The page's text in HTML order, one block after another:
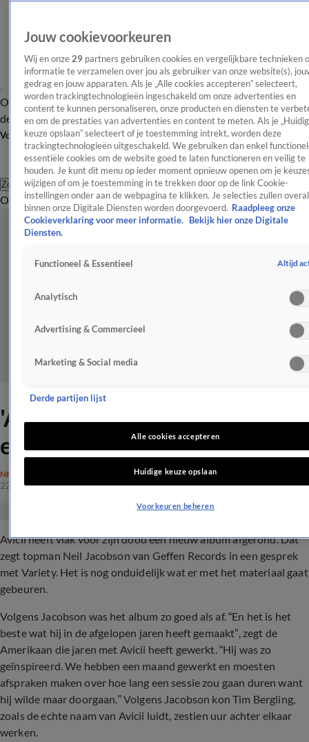
OverzichtAfleveringen Entertainment TV Algemeen
Tip
de redactieNieuwsbrief
Volg Shownieuws
Zoeken
OverzichtEntertainmentSpraakmakendRealityCrimeVideo's
'Avicii had vlak voor zijn dood
een nieuw album afgerond'
NEDERLAND
22 apr 2018, 20:30
Avicii heeft vlak voorzijn doodeen nieuw album afgerond. Dat
zegt topman Neil Jacobson van Geffen Records in een gesprek
met Variety. Het is nog onduidelijk wat er met het materiaal gaat
gebeuren.
Volgens Jacobson was het album zo goed als af. “En het is het
beste wat hij in de afgelopen jaren heeft gemaakt”, zegt de
Amerikaan die jaren met Avicii heeft gewerkt. “Hij was zo
geïnspireerd. We hebben een maand gewerkt en moesten
afspraken maken over hoe lang een sessie zou gaan duren want
hij wilde maar doorgaan.” Volgens Jacobson kon Tim Bergling,
zoals de echte naam van Avicii luidt, zestien uur achter elkaar
werken.
Jouw cookievoorkeuren
Wij en onze 29 partners gebruiken cookies en vergelijkbare technieken
informatie te verzamelen over jou als gebruiker van onze website(s),
gedrag en jouw apparaten. Als je „Alle cookies accepteren” selecteert,
worden trackingtechnologieën ingeschakeld om onze advertenties en
content te kunnen personaliseren, onze producten en diensten te
en om de prestaties van advertenties en content te meten. Als je
keuze opslaan” selecteert of je toestemming intrekt, worden deze
trackingtechnologieën uitgeschakeld. We gebruiken dan enkel
essentiële cookies om de website goed te laten functioneren en veilig te
houden. Je kunt dit menu op ieder moment opnieuw openen om je
wijzigen of om je toestemming in te trekken door op de link Cookie-
instellingen onder aan de webpagina te klikken. Je selecties zullen overal
binnen onze Digitale Diensten worden doorgevoerd. Raadpleeg onze
Cookieverklaring voor meer informatie.
Bekijk hier onze Digitale
Diensten.
Functioneel & Essentieel Altijd
Analytisch
Advertising & Commercieel
Marketing & Social media
Derde partijen lijst
Alle cookies accepteren
Huidige keuze opslaan
Voorkeuren beheren